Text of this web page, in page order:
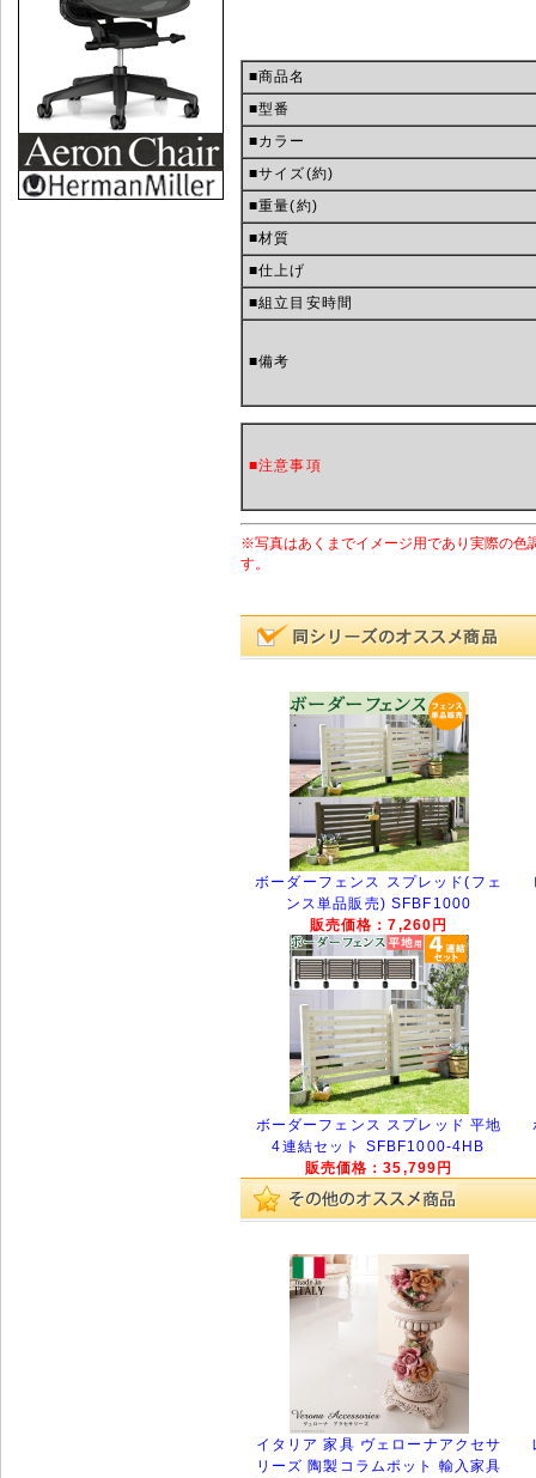
■商品名
■型番
■カラー
■サイズ(約)
■重量(約)
■材質
■仕上げ
■組立目安時間
■備考
■注意事項
※写真はあくまでイメージ用であり実際の色
す。
ボーダーフェンス スプレッド(フェ
ンス単品販売) SFBF1000
販売価格：7,260円
ボーダーフェンス スプレッド 平地
4連結セット SFBF1000-4HB
販売価格：35,799円
イタリア 家具 ヴェローナアクセサ
リーズ 陶製コラムポット 輸入家具